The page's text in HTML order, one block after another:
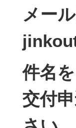
メー
件名
交付